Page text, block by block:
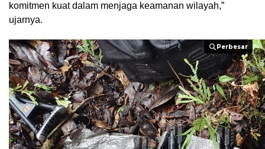
komitmen kuat dalam menjaga keamanan wilayah,”
ujarnya.
Perbesar
Perbesar